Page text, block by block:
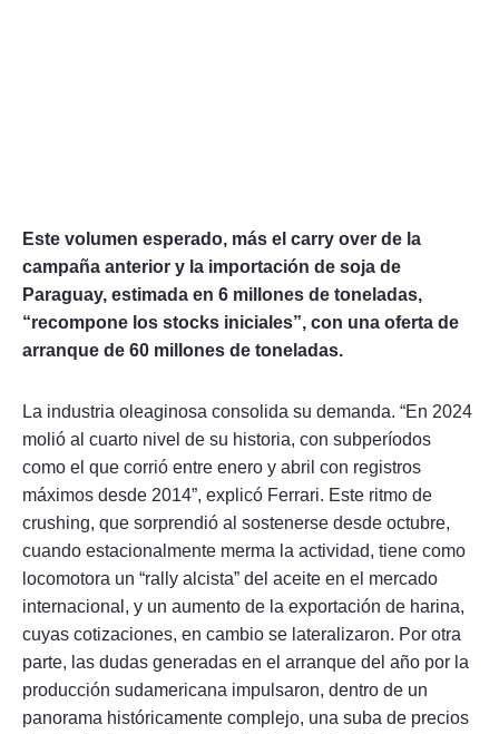
Este volumen esperado, más el carry over de la
campaña anterior y la importación de soja de
Paraguay, estimada en 6 millones de toneladas,
“recompone los stocks iniciales”, con una oferta de
arranque de 60 millones de toneladas.
La industria oleaginosa consolida su demanda. “En 2024
molió al cuarto nivel de su historia, con subperíodos
como el que corrió entre enero y abril con registros
máximos desde 2014”, explicó Ferrari. Este ritmo de
crushing, que sorprendió al sostenerse desde octubre,
cuando estacionalmente merma la actividad, tiene como
locomotora un “rally alcista” del aceite en el mercado
internacional, y un aumento de la exportación de harina,
cuyas cotizaciones, en cambio se lateralizaron. Por otra
parte, las dudas generadas en el arranque del año por la
producción sudamericana impulsaron, dentro de un
panorama históricamente complejo, una suba de precios